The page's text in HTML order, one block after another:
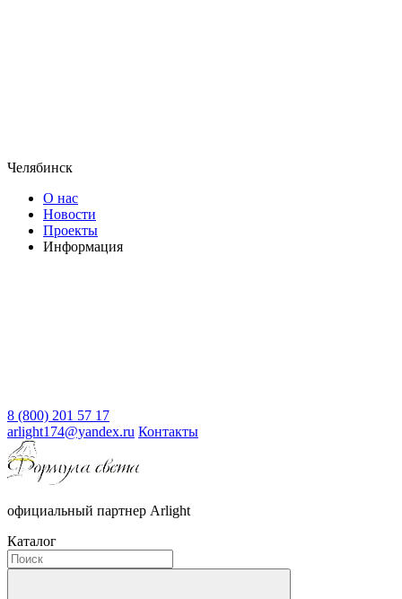
Челябинск
О нас
Новости
Проекты
Информация
8 (800) 201 57 17
arlight174@yandex.ru Контакты
официальный партнер Arlight
Каталог